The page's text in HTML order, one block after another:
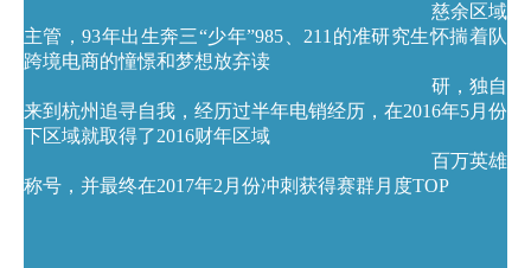
慈余区域
主管，93年出生奔三“少年”985、211的准研究生怀揣着队
跨境电商的憧憬和梦想放弃读
研，独自
来到杭州追寻自我，经历过半年电销经历，在2016年5月份
下区域就取得了2016财年区域
百万英雄
称号，并最终在2017年2月份冲刺获得赛群月度TOP